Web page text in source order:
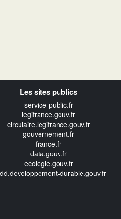
Les sites publics
service-public.fr
legifrance.gouv.fr
circulaire.legifrance.gouv.fr
gouvernement.fr
france.fr
data.gouv.fr
ecologie.gouv.fr
durable.gouv.fr